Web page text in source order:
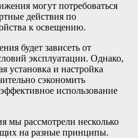
могут потребоваться
действия по
к освещению.
будет зависеть от
эксплуатации. Однако,
установка и настройка
сэкономить
использование
мы рассмотрели несколько
на разные принципы.